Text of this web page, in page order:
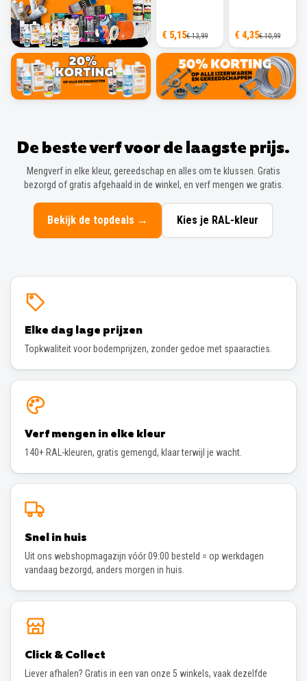
€ 5,15€ 13,99 € 4,35€ 10,99
De beste verf voor de laagste prijs.
Mengverf in elke kleur, gereedschap en alles om te klussen. Gratis
bezorgd of gratis afgehaald in de winkel, en verf mengen we gratis.
Bekijk de topdeals → Kies je RAL-kleur
Elke dag lage prijzen
Topkwaliteit voor bodemprijzen, zonder gedoe met spaaracties.
Verf mengen in elke kleur
140+ RAL-kleuren, gratis gemengd, klaar terwijl je wacht.
Snel in huis
Uit ons webshopmagazijn vóór 09:00 besteld = op werkdagen
vandaag bezorgd, anders morgen in huis.
Click & Collect
Liever afhalen? Gratis in een van onze 5 winkels, vaak dezelfde